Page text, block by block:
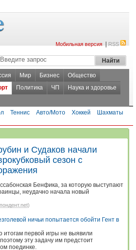
Мобильная версия|RSS
Мир Бизнес
Общество
Политика ЧП
Наука и здоровье
Теннис Авто/Мото Хоккей
Шахматы
и Судаков начали
сезон с
Бенфика, за которую выступают
неудачно начала новый
)
ничьи попытается обойти Гент в
итогам первой игры не выявили
эту задачу им предстоит
поединке.